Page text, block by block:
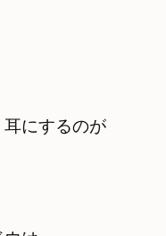
にするのが